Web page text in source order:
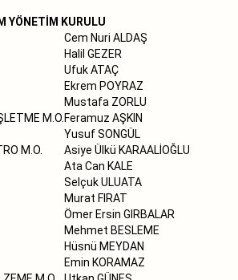
YÖNETİM KURULU
Cem Nuri ALDAŞ
Halil GEZER
Ufuk ATAÇ
Ekrem POYRAZ
Mustafa ZORLU
M.O.Feramuz AŞKIN
Yusuf SONGÜL
M.O.
Asiye Ülkü KARAALİOĞLU
Ata Can KALE
Selçuk ULUATA
Murat FIRAT
Ömer Ersin GIRBALAR
Mehmet BESLEME
Hüsnü MEYDAN
Emin KORAMAZ